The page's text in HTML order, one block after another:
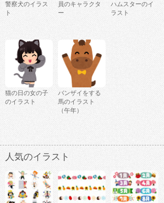
警察犬のイラス
ト
員のキャラクタ
ー
ハムスターのイ
ラスト
猫の日の女の子
のイラスト
バンザイをする
馬のイラスト
（午年）
人気のイラスト